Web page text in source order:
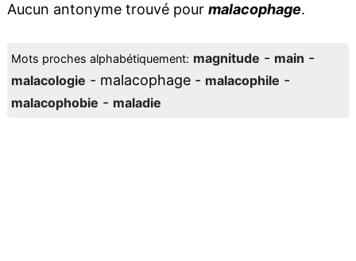
Aucun antonyme trouvé pour malacophage.
Mots proches alphabétiquement: magnitude - main -
malacologie - malacophage - malacophile -
malacophobie - maladie